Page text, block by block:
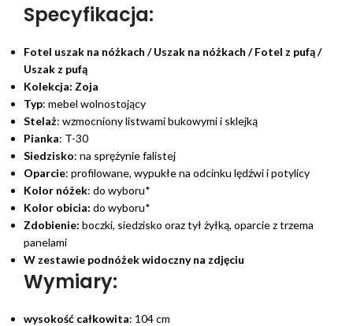
Specyfikacja:
Fotel uszak na nóżkach / Uszak na nóżkach / Fotel z pufą /
Uszak z pufą
Kolekcja: Zoja
Typ: mebel wolnostojący
Stelaż: wzmocniony listwami bukowymi i sklejką
Pianka: T-30
Siedzisko: na sprężynie falistej
Oparcie: profilowane, wypukłe na odcinku lędźwi i potylicy
Kolor nóżek: do wyboru*
Kolor obicia: do wyboru*
Zdobienie: boczki, siedzisko oraz tył żyłką, oparcie z trzema
panelami
W zestawie podnóżek widoczny na zdjęciu
Wymiary:
wysokość całkowita: 104 cm